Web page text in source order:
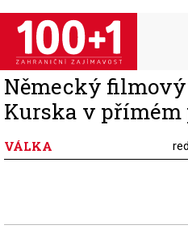
Přejít
hlavnímu
obsahu
Německý
Kurska v přímém
VÁLKA